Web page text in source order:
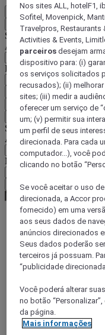
PT-BR
Voltar
Selecione seu país e
Área geográfica
País/região-idioma
Confirmar meu país e
EUR (€)
Voltar
Selecione sua moeda
Área geográfica
Moeda
Confirmar minha moeda
World
Europe
France
Provence-Alps-
Saint Maximin La
Nos sites ALL, hotelF1,
Sofitel, Movenpick,
Travelpros, Restaurants
Activities & Events,
parceiros desejam
dispositivo para: (i)
os serviços solicitados
recusados); (ii)
sites; (iii) medir a
oferecer um serviço de
um; (v) permitir sua
um perfil de seus
direcionada. Para cada
computador...), você
clicando no botão
Se você aceitar o uso
direcionada, a Accor
fornecido) em uma
aos seus dados de
anúncios direcionados
Seus dados poderão
terceiros já possuam.
“publicidade
Você poderá alterar
no botão
da página.
Mais informações